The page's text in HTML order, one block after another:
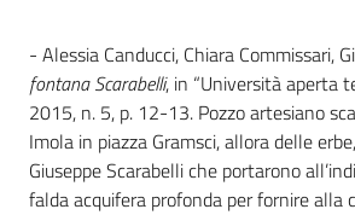
Scopri
i
contenuti
- Alessia Canducci, Chiara Commissari,
fontana Scarabelli, in “Università aperta
2015, n. 5, p. 12-13. Pozzo artesiano
Imola in piazza Gramsci, allora delle
Giuseppe Scarabelli che portarono
falda acquifera profonda per fornire alla